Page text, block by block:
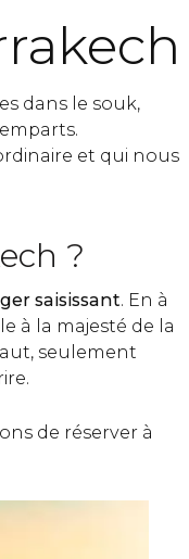
dans le souk,
et qui nous
?
saisissant. En à
à la majesté de la
seulement
de réserver à